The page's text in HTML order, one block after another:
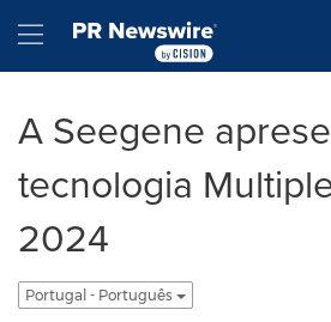
Hamburger menu
A Seegene
tecnologia
2024
Portugal - Português